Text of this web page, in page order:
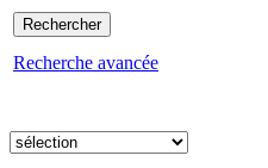
Recherche avancée